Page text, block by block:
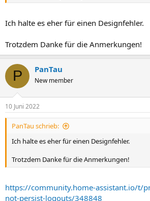
Ich halte es eher für einen Designfehler.
Trotzdem Danke für die Anmerkungen!
P PanTau
New member
10 Juni 2022
PanTau schrieb:
Ich halte es eher für einen Designfehler.
Trotzdem Danke für die Anmerkungen!
https://community.home-assistant.io/t/
not-persist-logouts/348848